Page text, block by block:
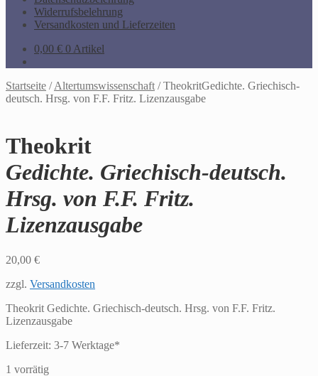
Widerrufsbelehrung
Versandkosten und Lieferzeiten
0,00 € 0 Artikel
Startseite /Altertumswissenschaft /TheokritGedichte. Griechisch-
deutsch. Hrsg. von F.F. Fritz. Lizenzausgabe
Theokrit
Gedichte. Griechisch-deutsch.
Hrsg. von F.F. Fritz.
Lizenzausgabe
20,00 €
zzgl. Versandkosten
Theokrit Gedichte. Griechisch-deutsch. Hrsg. von F.F. Fritz.
Lizenzausgabe
Lieferzeit: 3-7 Werktage*
1 vorrätig